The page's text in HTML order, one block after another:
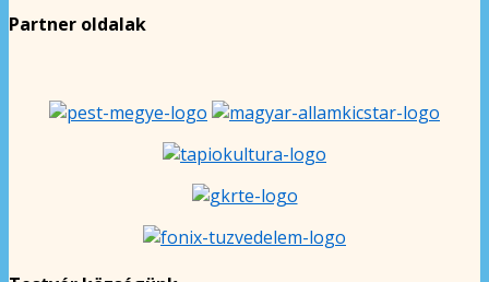
Partner oldalak